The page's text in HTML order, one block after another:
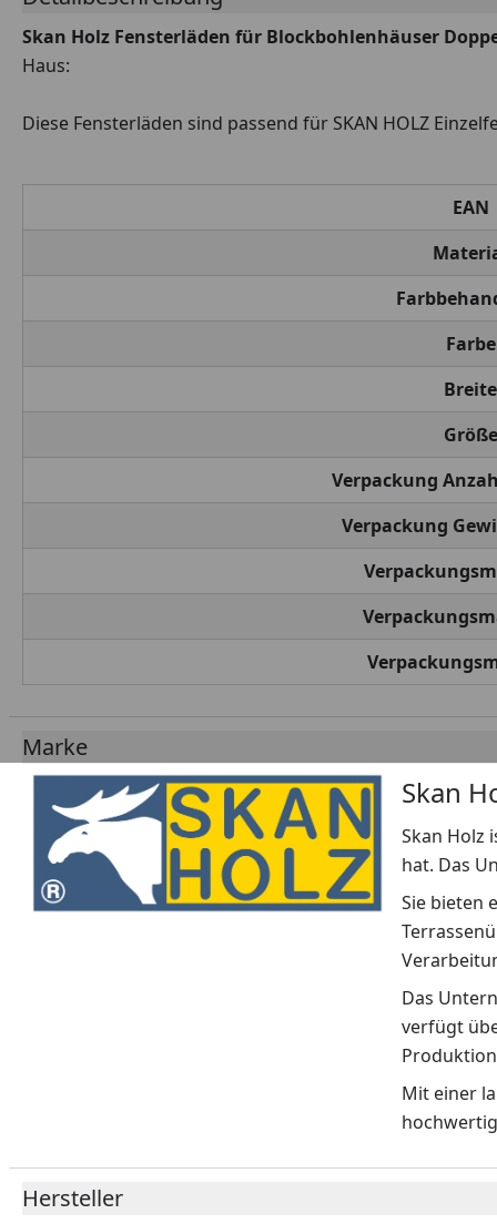
Skan Holz Fensterläden für Blockbohlenhäuser
Haus:
Diese Fensterläden sind passend für SKAN HOLZ
EAN
Farbe
Breite
Größe
Verpackung
Verpackung
Marke
Skan
Skan Holz
hat. Das
Sie bieten
Das
verfügt
Mit einer
Hersteller